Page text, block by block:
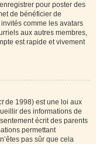
pour poster des
de bénéficier de
comme les avatars
aux autres membres,
est rapide et vivement
de 1998) est une loi aux
des informations de
écrit des parents
permettant
pas sûr que cela